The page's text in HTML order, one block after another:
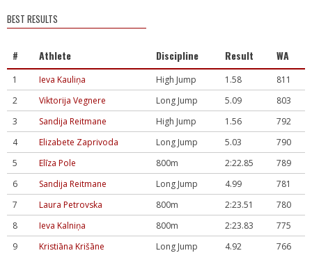
BEST RESULTS
# Athlete Discipline Result WA
1 Ieva Kauliņa High Jump 1.58
811
2
Viktorija Vegnere Long Jump 5.09
803
3
Sandija Reitmane High Jump 1.56
792
4
Elizabete Zaprivoda Long Jump 5.03
790
5
Elīza Pole 800m 2:22.85
789
6
Sandija Reitmane Long Jump 4.99
781
7
Laura Petrovska 800m 2:23.51
780
8
Ieva Kalniņa 800m 2:23.83
775
9
Kristiāna Krišāne Long Jump 4.92
766